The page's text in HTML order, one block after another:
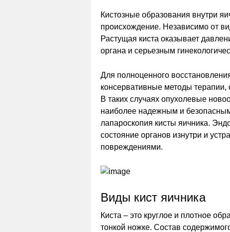
Кистозные образования внутри
происхождение. Независимо от
Растущая киста оказывает
органа и серьезным
Для полноценного
консервативные методы терапии,
В таких случаях опухолевые
наиболее надежным и
лапароскопия кисты яичника.
состояние органов изнутри и
повреждениями.
Виды кист яичника
Киста – это круглое и плотное
тонкой ножке. Состав